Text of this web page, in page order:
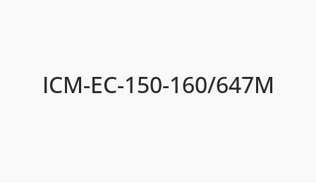
ICM-EC-150-160/647M